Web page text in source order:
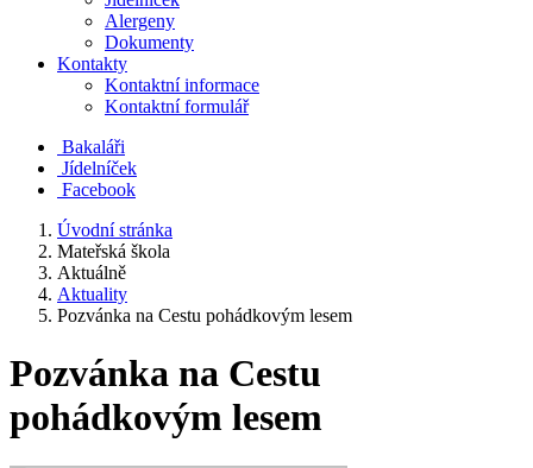
Alergeny
Dokumenty
Kontakty
Kontaktní informace
Kontaktní formulář
Bakaláři
Jídelníček
Facebook
Úvodní stránka
Mateřská škola
Aktuálně
Aktuality
Pozvánka na Cestu pohádkovým lesem
Pozvánka na Cestu
pohádkovým lesem